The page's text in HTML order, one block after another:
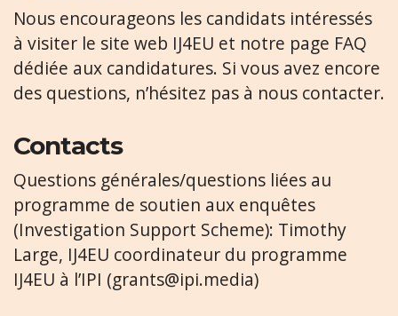
Nous encourageons les candidats intéressés
à visiter le site web IJ4EU et notre page FAQ
dédiée aux candidatures. Si vous avez encore
des questions, n’hésitez pas à nous contacter.
Contacts
Questions générales/questions liées au
programme de soutien aux enquêtes
(Investigation Support Scheme): Timothy
Large, IJ4EU coordinateur du programme
IJ4EU à l’IPI (grants@ipi.media)